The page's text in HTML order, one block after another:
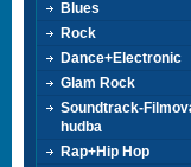
Blues
Rock
Dance+Electronic
Glam Rock
Soundtrack-
hudba
Rap+Hip Hop